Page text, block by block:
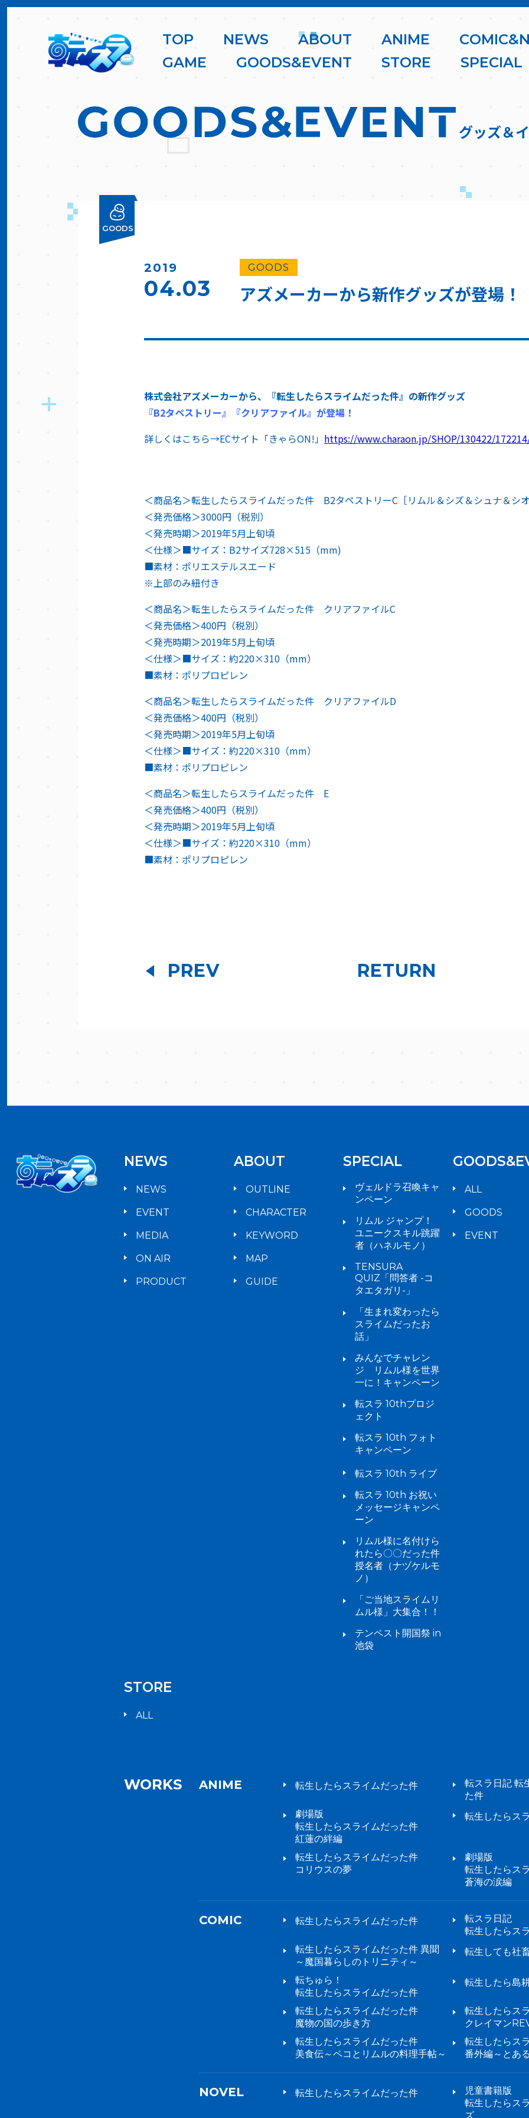
TOP NEWS ABOUT ANIME COMIC&
GAME GOODS&EVENT STORE SPECIAL
グッズ＆
GOODS
アズメーカーから新作グッズが登場！
GOODS
2019
04.03
株式会社アズメーカーから、『転生したらスライムだった件』の新作グッズ
『B2タペストリー』『クリアファイル』が登場！
詳しくはこちら→ECサイト「きゃらON!」 https://www.charaon.jp/SHOP/130422/
＜商品名＞転生したらスライムだった件 B2タペストリーC［リムル＆シズ＆シュナ＆シ
＜発売価格＞3000円（税別）
＜発売時期＞2019年5月上旬頃
＜仕様＞■サイズ：B2サイズ728×515（mm)
■素材：ポリエステルスエード
※上部のみ紐付き
＜商品名＞転生したらスライムだった件 クリアファイルC
＜発売価格＞400円（税別）
＜発売時期＞2019年5月上旬頃
＜仕様＞■サイズ：約220×310（mm）
■素材：ポリプロピレン
＜商品名＞転生したらスライムだった件 クリアファイルD
＜発売価格＞400円（税別）
＜発売時期＞2019年5月上旬頃
＜仕様＞■サイズ：約220×310（mm）
■素材：ポリプロピレン
＜商品名＞転生したらスライムだった件 E
＜発売価格＞400円（税別）
＜発売時期＞2019年5月上旬頃
＜仕様＞■サイズ：約220×310（mm）
■素材：ポリプロピレン
PREV RETURN
NEWS
NEWS
EVENT
MEDIA
ON AIR
PRODUCT
ABOUT
OUTLINE
CHARACTER
KEYWORD
MAP
GUIDE
SPECIAL
ヴェルドラ召喚キャ
ンペーン
リムル ジャンプ！
ユニークスキル跳躍
者（ハネルモノ）
TENSURA
QUIZ「問答者 -コ
タエタガリ-」
「生まれ変わったら
スライムだったお
話」
みんなでチャレン
ジ リムル様を世界
一に！キャンペーン
転スラ 10thプロジ
ェクト
転スラ 10th フォト
キャンペーン
転スラ 10th ライブ
転スラ 10th お祝い
メッセージキャンペ
ーン
リムル様に名付けら
れたら〇〇だった件
授名者（ナヅケルモ
ノ）
「ご当地スライムリ
ムル様」大集合！！
テンペスト開国祭 in
池袋
ALL
GOODS
EVENT
STORE
ALL
WORKS ANIME 転生したらスライムだった件
転スラ日記 転
た件
劇場版
転生したらスライムだった件
紅蓮の絆編
転生したらス
転生したらスライムだった件
コリウスの夢
劇場版
転生したらス
蒼海の涙編
COMIC 転生したらスライムだった件
転スラ日記
転生したらス
転生したらスライムだった件 異聞
～魔国暮らしのトリニティ～
転生しても社
転ちゅら！
転生したらスライムだった件
転生したら島
転生したらスライムだった件
魔物の国の歩き方
転生したらス
クレイマン
転生したらスライムだった件
美食伝～ペコとリムルの料理手帖～
転生したらス
番外編～とあ
NOVEL 転生したらスライムだった件
児童書籍版
転生したらス
ズ